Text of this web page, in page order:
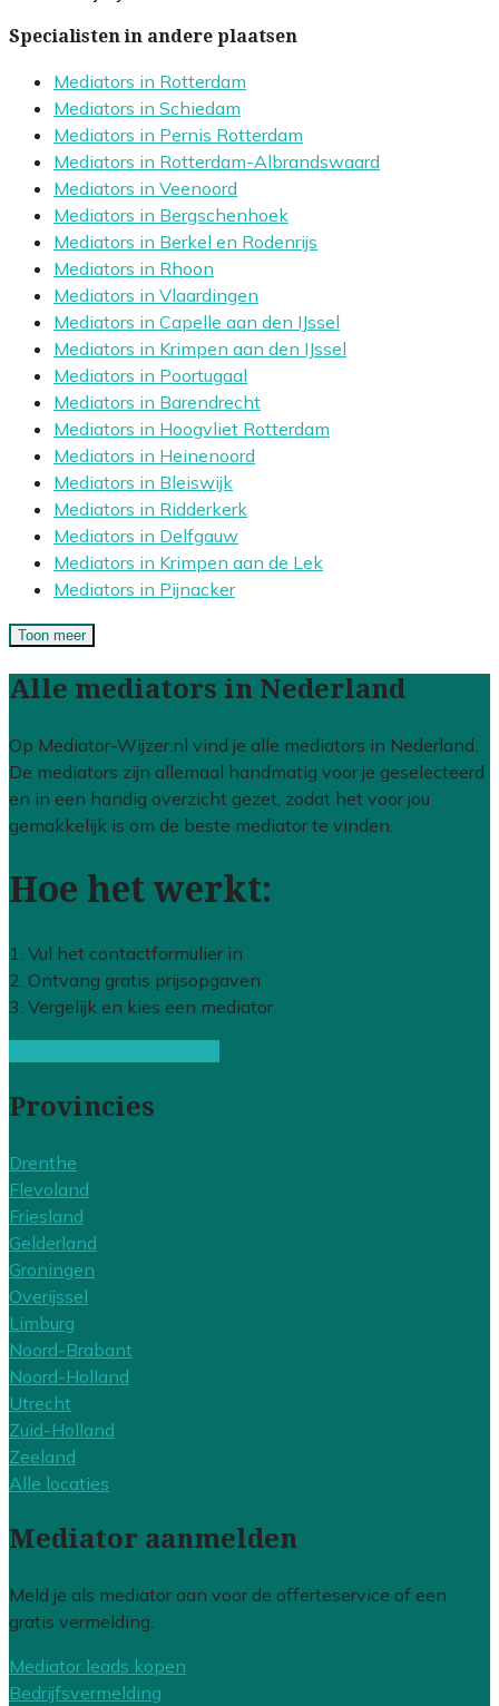
Specialisten in andere plaatsen
Mediators in Rotterdam
Mediators in Schiedam
Mediators in Pernis Rotterdam
Mediators in Rotterdam-Albrandswaard
Mediators in Veenoord
Mediators in Bergschenhoek
Mediators in Berkel en Rodenrijs
Mediators in Rhoon
Mediators in Vlaardingen
Mediators in Capelle aan den IJssel
Mediators in Krimpen aan den IJssel
Mediators in Poortugaal
Mediators in Barendrecht
Mediators in Hoogvliet Rotterdam
Mediators in Heinenoord
Mediators in Bleiswijk
Mediators in Ridderkerk
Mediators in Delfgauw
Mediators in Krimpen aan de Lek
Mediators in Pijnacker
Toon meer
Alle mediators in Nederland
Op Mediator-Wijzer.nl vind je alle mediators in Nederland.
De mediators zijn allemaal handmatig voor je geselecteerd
en in een handig overzicht gezet, zodat het voor jou
gemakkelijk is om de beste mediator te vinden.
Hoe het werkt:
1. Vul het contactformulier in
2. Ontvang gratis prijsopgaven
3. Vergelijk en kies een mediator
Provincies
Drenthe
Flevoland
Friesland
Gelderland
Groningen
Overijssel
Limburg
Noord-Brabant
Noord-Holland
Utrecht
Zuid-Holland
Zeeland
Alle locaties
Mediator aanmelden
Meld je als mediator aan voor de offerteservice of een
gratis vermelding.
Mediator leads kopen
Bedrijfsvermelding